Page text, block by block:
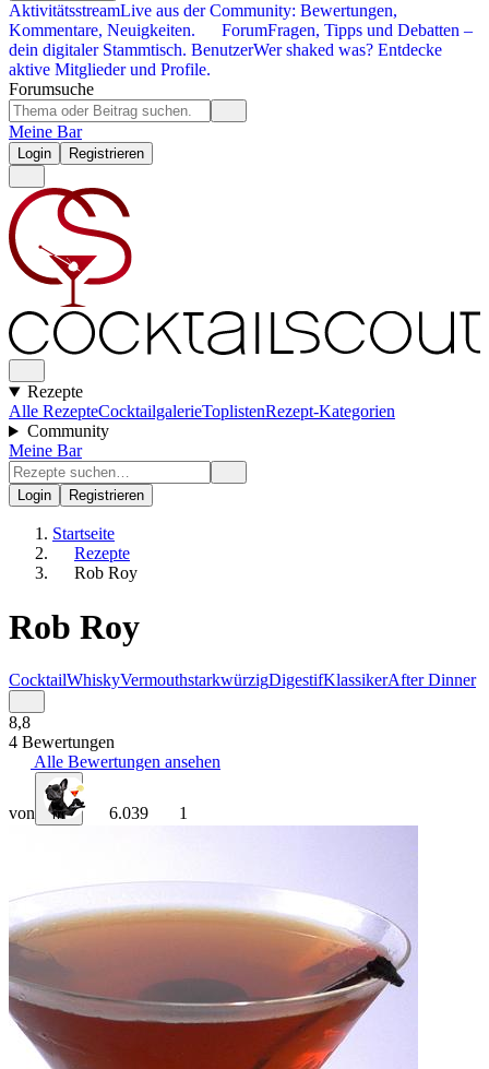
AktivitätsstreamLive aus der Community: Bewertungen,
Kommentare, Neuigkeiten.
ForumFragen, Tipps und Debatten –
dein digitaler Stammtisch. BenutzerWer shaked was? Entdecke
aktive Mitglieder und Profile.
Forumsuche
Meine Bar
Login Registrieren
Rezepte
Alle RezepteCocktailgalerieToplistenRezept-Kategorien
Community
Meine Bar
Login Registrieren
Startseite
Rezepte
Rob Roy
Rob Roy
CocktailWhiskyVermouthstarkwürzigDigestifKlassikerAfter Dinner
8,8
4 Bewertungen
Alle Bewertungen ansehen
von rrr 6.039 1